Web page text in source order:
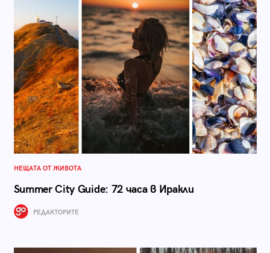
НЕЩАТА ОТ ЖИВОТА
Summer City Guide: 72 часа в Иракли
РЕДАКТОРИТЕ